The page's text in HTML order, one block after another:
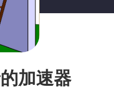
加速器